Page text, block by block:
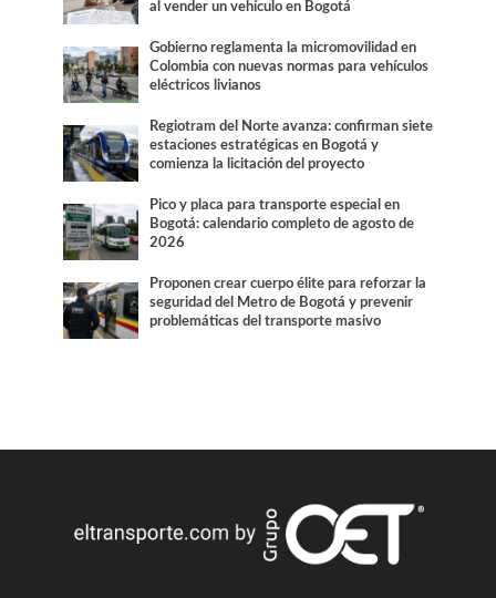
al vender un vehículo en Bogotá
Gobierno reglamenta la micromovilidad en
Colombia con nuevas normas para vehículos
eléctricos livianos
Regiotram del Norte avanza: confirman siete
estaciones estratégicas en Bogotá y
comienza la licitación del proyecto
Pico y placa para transporte especial en
Bogotá: calendario completo de agosto de
2026
Proponen crear cuerpo élite para reforzar la
seguridad del Metro de Bogotá y prevenir
problemáticas del transporte masivo